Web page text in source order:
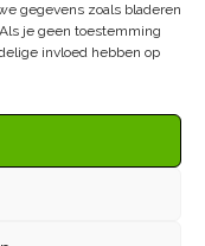
gegevens zoals bladeren
je geen toestemming
invloed hebben op